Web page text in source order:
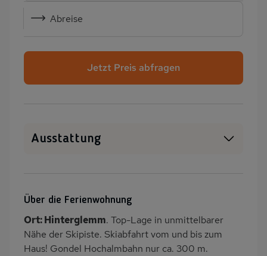
Abreise
Jetzt Preis abfragen
Ausstattung
Gäste WC
Küche
Herd (4 Kochfelder)
Backofen
Über die Ferienwohnung
Ort: Hinterglemm. Top-Lage in unmittelbarer
Nähe der Skipiste. Skiabfahrt vom und bis zum
Haus! Gondel Hochalmbahn nur ca. 300 m.